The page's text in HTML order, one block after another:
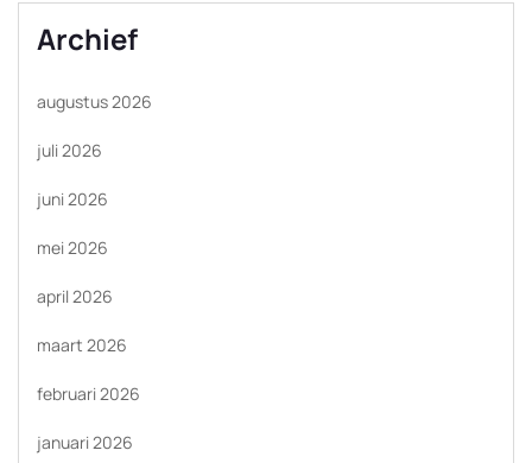
Archief
augustus 2026
juli 2026
juni 2026
mei 2026
april 2026
maart 2026
februari 2026
januari 2026